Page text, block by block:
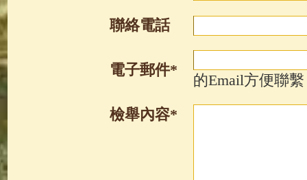
聯絡電話
電子郵件*
的Email方便聯繫
檢舉內容*